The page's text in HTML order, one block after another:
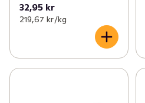
32,95 kr
219,67 kr /kg